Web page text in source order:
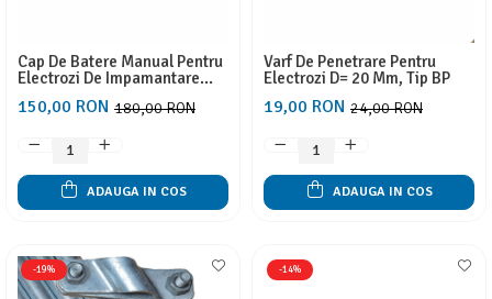
Cap De Batere Manual Pentru
Electrozi De Impamantare
180,00 RON
150,00 RON
ADAUGA IN COS
Varf De Penetrare Pentru
Electrozi D= 20 Mm, Tip BP
24,00 RON
19,00 RON
ADAUGA IN COS
-19% -14%